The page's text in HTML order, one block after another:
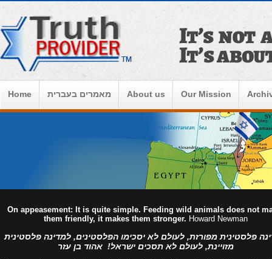
Home מאמרים בעברית About us Our Mission
On appeasement: It is quite simple. Feeding wild animals does not
them friendly, it makes them stronger. Howard Newman
פלסטינית מפורזת, לעולם לא יסכימו הפלסטינים, למדינה פלסטינית
מזויינת, לעולם לא תסכים ישראל! אהוד בן עזר